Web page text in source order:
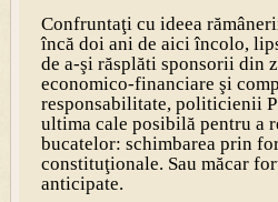
Confruntaţi cu ideea
încă doi ani de aici încolo,
de a-şi răsplăti sponsorii din
economico-financiare şi
responsabilitate, politicienii
ultima cale posibilă pentru a
bucatelor: schimbarea prin
constituţionale. Sau măcar
anticipate.